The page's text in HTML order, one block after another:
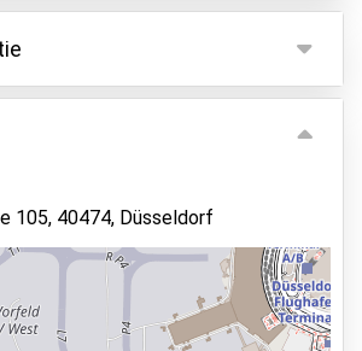
behouden
auto
binnen een milieuzone ligt,
vereist.
dienen ter plekke aan de
te worden.
105, 40474, Düsseldorf